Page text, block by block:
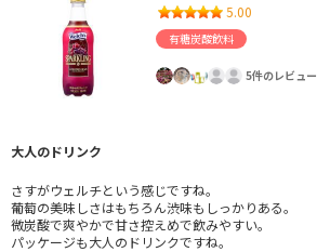
5.00
有糖炭酸飲料
5件のレビュー
大人のドリンク
さすがウェルチという感じですね。
葡萄の美味しさはもちろん渋味もしっかりある。
微炭酸で爽やかで甘さ控えめで飲みやすい。
パッケージも大人のドリンクですね。